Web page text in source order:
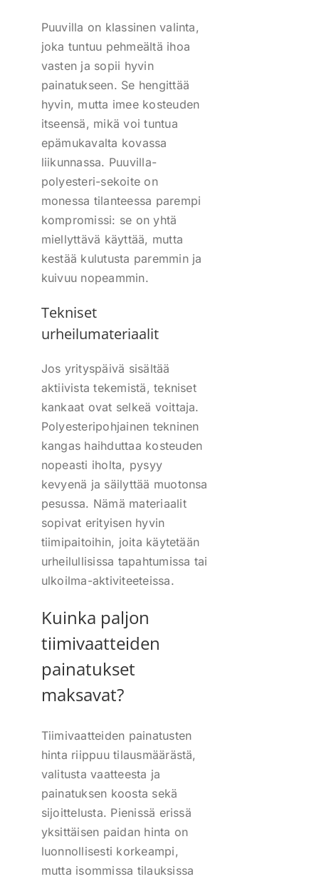
Puuvilla on klassinen valinta,
joka tuntuu pehmeältä ihoa
vasten ja sopii hyvin
painatukseen. Se hengittää
hyvin, mutta imee kosteuden
itseensä, mikä voi tuntua
epämukavalta kovassa
liikunnassa. Puuvilla-
polyesteri-sekoite on
monessa tilanteessa parempi
kompromissi: se on yhtä
miellyttävä käyttää, mutta
kestää kulutusta paremmin ja
kuivuu nopeammin.
Tekniset
urheilumateriaalit
Jos yrityspäivä sisältää
aktiivista tekemistä, tekniset
kankaat ovat selkeä voittaja.
Polyesteripohjainen tekninen
kangas haihduttaa kosteuden
nopeasti iholta, pysyy
kevyenä ja säilyttää muotonsa
pesussa. Nämä materiaalit
sopivat erityisen hyvin
tiimipaitoihin, joita käytetään
urheilullisissa tapahtumissa tai
ulkoilma-aktiviteeteissa.
Kuinka paljon
tiimivaatteiden
painatukset
maksavat?
Tiimivaatteiden painatusten
hinta riippuu tilausmäärästä,
valitusta vaatteesta ja
painatuksen koosta sekä
sijoittelusta. Pienissä erissä
yksittäisen paidan hinta on
luonnollisesti korkeampi,
mutta isommissa tilauksissa